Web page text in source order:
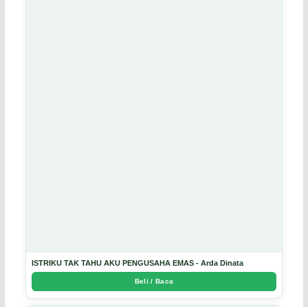
ISTRIKU TAK TAHU AKU PENGUSAHA EMAS - Arda Dinata
Beli / Baca